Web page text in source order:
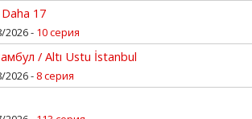
17
2026 - 10 серия
/ Altı Ustu İstanbul
2026 - 8 серия